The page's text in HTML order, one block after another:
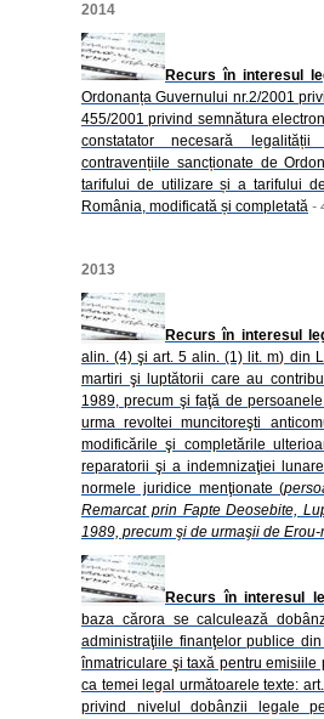
2014
Recurs în interesul
Ordonanța Guvernului nr.2/2001
455/2001 privind semnătura
constatator necesară
contravențiile sancționate de
tarifului de utilizare și a tarifului
România, modificată și completată -
2013
Recurs în interesul
alin. (4) şi art. 5 alin. (1) lit. m) din
martiri şi luptătorii care au
1989, precum şi faţă de
urma revoltei muncitoreşti
modificările şi completările
reparatorii şi a indemnizaţiei
normele juridice menţionate (
Remarcat prin Fapte Deosebite,
1989, precum şi de urmaşii de Erou-
Recurs în interesul
baza cărora se calculează
administraţiile finanţelor publice
înmatriculare şi taxă pentru
ca temei legal următoarele texte:
privind nivelul dobânzii legale